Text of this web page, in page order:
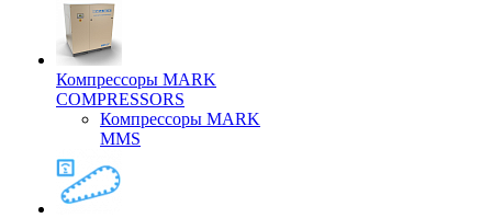
Компрессоры MARK
COMPRESSORS
Компрессоры MARK
MMS